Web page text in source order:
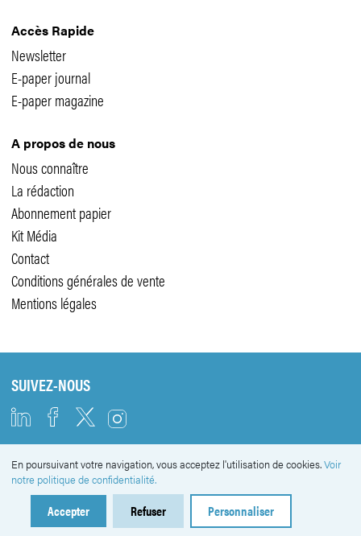
Accès Rapide
Newsletter
E-paper journal
E-paper magazine
A propos de nous
Nous connaître
La rédaction
Abonnement papier
Kit Média
Contact
Conditions générales de vente
Mentions légales
SUIVEZ-NOUS
NEWSLETTER
En poursuivant votre navigation, vous acceptez l'utilisation de cookies.Voir
notre politique de confidentialité.
Accepter Refuser Personnaliser